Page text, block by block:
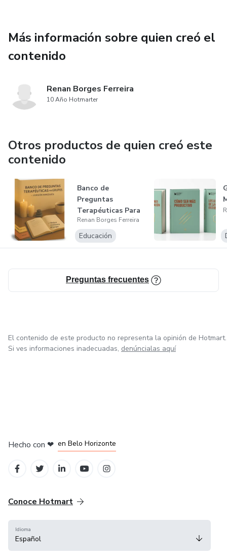
Más información sobre quien creó el
contenido
Renan Borges Ferreira
10 Año Hotmarter
Otros productos de quien creó este
contenido
Banco de
Preguntas
Terapéuticas Para
Grupos
Renan Borges Ferreira
Educación
Preguntas frecuentes
El contenido de este producto no representa la opinión de Hotmart.
Si ves informaciones inadecuadas, denúncialas aquí
Hecho con ❤ en Belo Horizonte
Conoce Hotmart
Idioma
Español